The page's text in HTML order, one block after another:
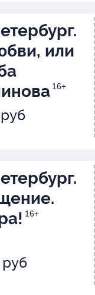
или
16+
руб
16+
руб